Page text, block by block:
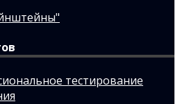
тестирование